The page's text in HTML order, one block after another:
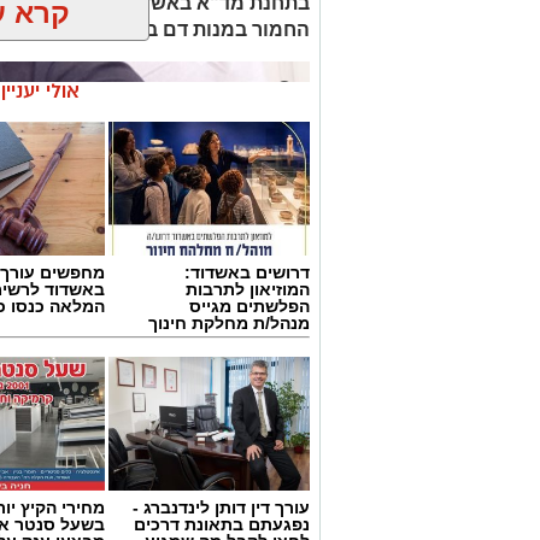
החמור במנות דם בישראל
תרומת דם - צילום: ארכיון אשדוד נט
קרא
אולי
דרושים באשדוד:
המוזיאון לתרבות
הפלשתים מגייס
מנהל/ת מחלקת חינוך
מחפשים עורך
באשדוד
המלאה כנסו
עורך דין דותן לינדנברג -
נפגעתם בתאונת דרכים
מחירי הקיץ
בשעל סנטר